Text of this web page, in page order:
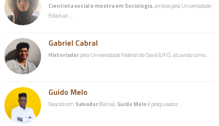
Cientista social e mestra em Sociologia, ambos pela Universidade
Estadual…
Gabriel Cabral
Historiadorpela Universidade Federal do Ceará (UFC), atuando como…
Guido Melo
Nascido em Salvador(Bahia), Guido Meloé pesquisador…